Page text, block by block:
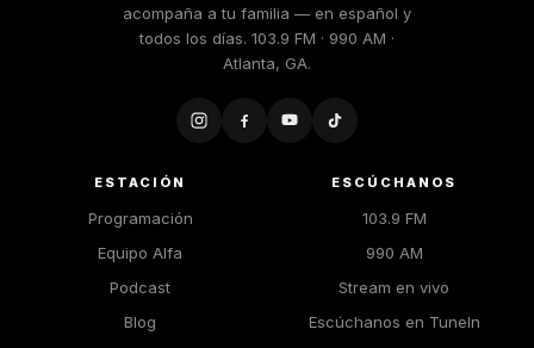
acompaña a tu familia — en español y
todos los días. 103.9 FM · 990 AM ·
Atlanta, GA.
ESTACIÓN
Programación
Equipo Alfa
Podcast
Blog
ESCÚCHANOS
103.9 FM
990 AM
Stream en vivo
Escúchanos en TuneIn